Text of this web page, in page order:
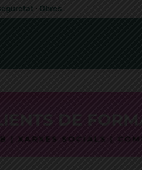
· Obres